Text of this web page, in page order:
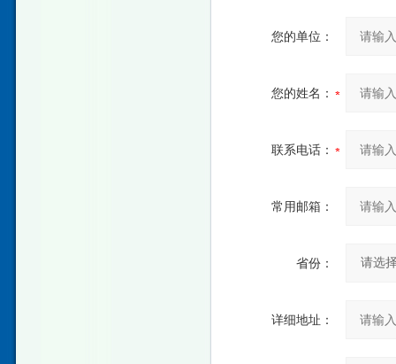
您的单位：
您的姓名：
联系电话：
常用邮箱：
省份：
详细地址：